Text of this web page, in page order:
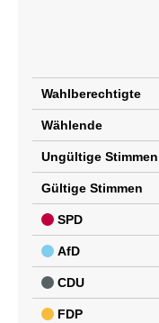
Wahlberechtigte
Wählende
Ungültige Stimmen
Gültige Stimmen
SPD
AfD
CDU
FDP